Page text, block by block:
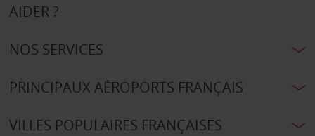
AIDER ?
NOS SERVICES
PRINCIPAUX AÉROPORTS FRANÇAIS
VILLES POPULAIRES FRANÇAISES